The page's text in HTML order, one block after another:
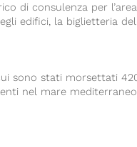
di consulenza per
edifici, la biglietteria
sono stati morsettati
nel mare